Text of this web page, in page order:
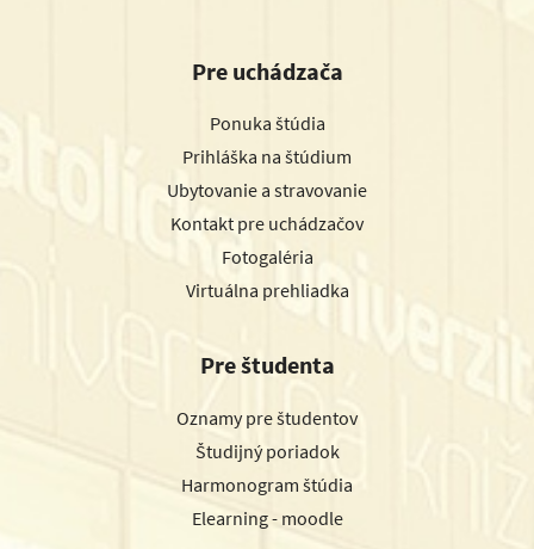
Pre uchádzača
Ponuka štúdia
Prihláška na štúdium
Ubytovanie a stravovanie
Kontakt pre uchádzačov
Fotogaléria
Virtuálna prehliadka
Pre študenta
Oznamy pre študentov
Študijný poriadok
Harmonogram štúdia
Elearning - moodle